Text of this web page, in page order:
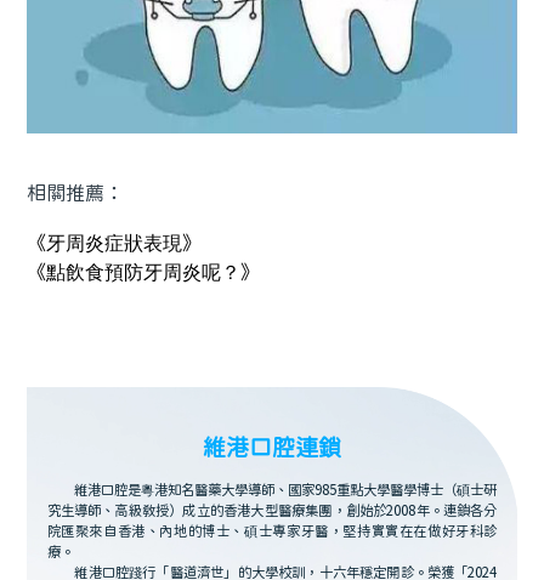
相關推薦：
《牙周炎症狀表現》
《點飲食預防牙周炎呢？ 》
維港口腔連鎖
維港口腔是粵港知名醫藥大學導師、國家985重點大學醫學博士（碩士研
究生導師、高級教授）成立的香港大型醫療集團，創始於2008年。連鎖各分
院匯聚來自香港、內地的博士、碩士專家牙醫，堅持實實在在做好牙科診
療。
維港口腔踐行「醫道濟世」的大學校訓，十六年穩定開診。榮獲「2024